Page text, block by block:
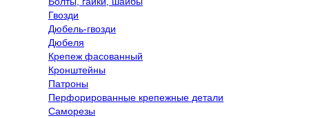
Гвозди
Дюбель-гвозди
Дюбеля
Крепеж фасованный
Кронштейны
Патроны
Перфорированные крепежные детали
Саморезы